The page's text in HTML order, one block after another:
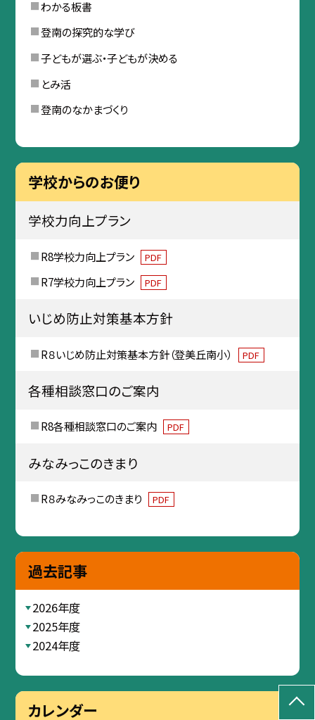
わかる板書
登南の探究的な学び
子どもが選ぶ・子どもが決める
とみ活
登南のなかまづくり
学校からのお便り
学校力向上プラン
R8学校力向上プラン PDF
R7学校力向上プラン PDF
いじめ防止対策基本方針
R８いじめ防止対策基本方針（登美丘南小） PDF
各種相談窓口のご案内
R8各種相談窓口のご案内 PDF
みなみっこのきまり
R８みなみっこのきまり PDF
過去記事
2026年度
2025年度
2024年度
カレンダー